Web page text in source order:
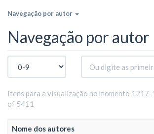
Navegação por autor
Navegação por autor
Itens para a visualização no momento
of 5411
Nome dos autores